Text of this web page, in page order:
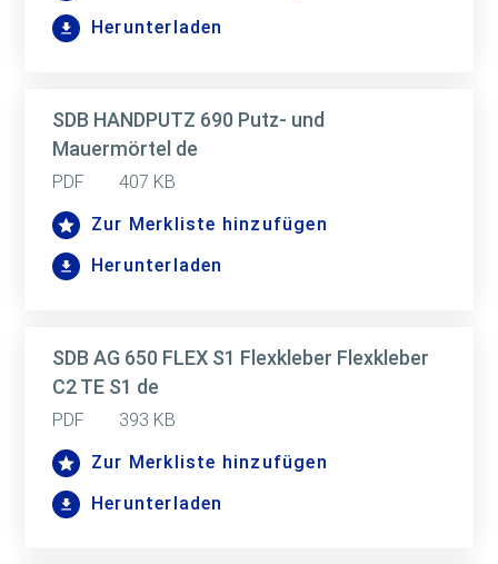
Herunterladen
SDB HANDPUTZ 690 Putz- und
Mauermörtel de
PDF
407 KB
Zur Merkliste hinzufügen
Herunterladen
SDB AG 650 FLEX S1 Flexkleber Flexkleber
C2 TE S1 de
PDF
393 KB
Zur Merkliste hinzufügen
Herunterladen